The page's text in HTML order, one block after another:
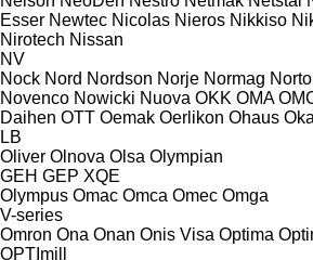
Esser Newtec Nicolas Nieros Nikkiso
Nirotech Nissan
NV
Nock Nord Nordson Norje Normag
Novenco Nowicki Nuova OKK OMA
Daihen OTT Oemak Oerlikon Ohaus
LB
Oliver Olnova Olsa Olympian
GEH GEP XQE
Olympus Omac Omca Omec Omga
V-series
Omron Ona Onan Onis Visa Optima
OPTImill